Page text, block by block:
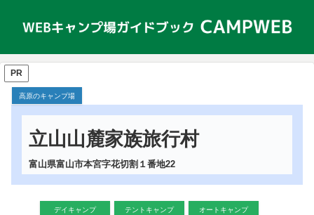
PR
高原のキャンプ場
立山山麓家族旅行村
富山県富山市本宮字花切割１番地22
デイキャンプ テントキャンプ オートキャンプ